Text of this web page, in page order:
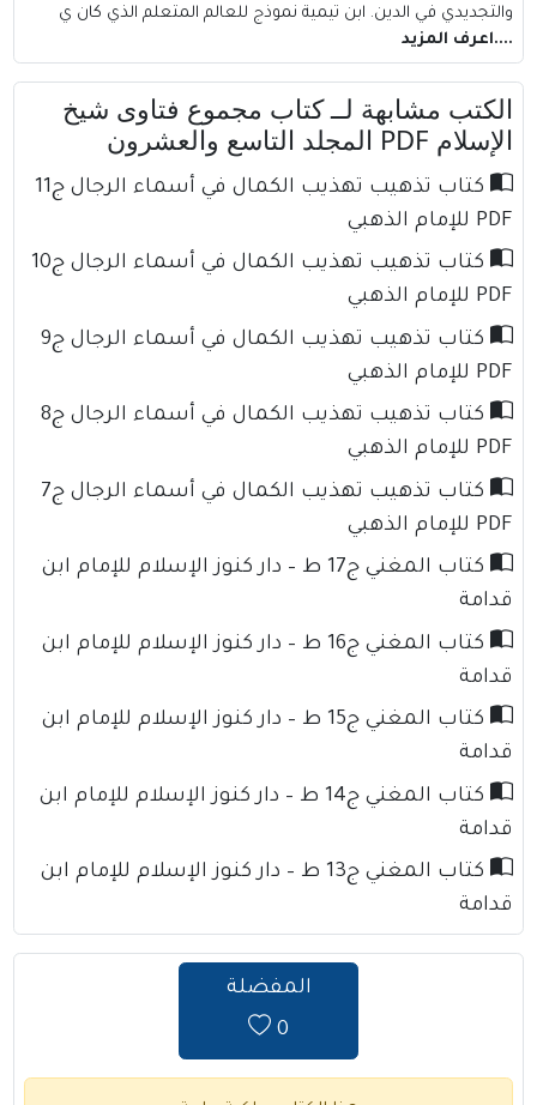
والتجديدي في الدين. ابن تيمية نموذج للعالم المتعلم الذي كان ي
....اعرف المزيد
الكتب مشابهة لــ كتاب مجموع فتاوى شيخ
الإسلام PDF المجلد التاسع والعشرون
كتاب تذهيب تهذيب الكمال في أسماء الرجال ج11
PDF للإمام الذهبي
كتاب تذهيب تهذيب الكمال في أسماء الرجال ج10
PDF للإمام الذهبي
كتاب تذهيب تهذيب الكمال في أسماء الرجال ج9
PDF للإمام الذهبي
كتاب تذهيب تهذيب الكمال في أسماء الرجال ج8
PDF للإمام الذهبي
كتاب تذهيب تهذيب الكمال في أسماء الرجال ج7
PDF للإمام الذهبي
كتاب المغني ج17 ط – دار كنوز الإسلام للإمام ابن
قدامة
كتاب المغني ج16 ط – دار كنوز الإسلام للإمام ابن
قدامة
كتاب المغني ج15 ط – دار كنوز الإسلام للإمام ابن
قدامة
كتاب المغني ج14 ط – دار كنوز الإسلام للإمام ابن
قدامة
كتاب المغني ج13 ط – دار كنوز الإسلام للإمام ابن
قدامة
المفضلة
0